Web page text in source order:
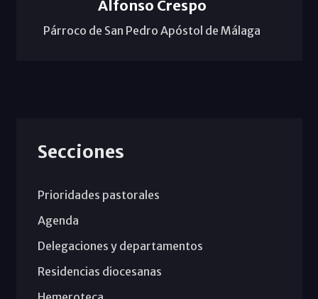
Alfonso Crespo
Párroco de San Pedro Apóstol de Málaga
Secciones
Prioridades pastorales
Agenda
Delegaciones y departamentos
Residencias diocesanas